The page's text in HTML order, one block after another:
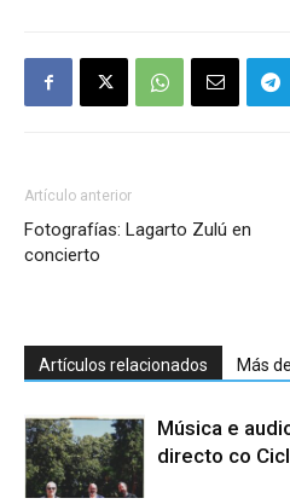
Artículo anterior
Fotografías: Lagarto Zulú en
concierto
Artículos relacionados Más
Música e
directo co